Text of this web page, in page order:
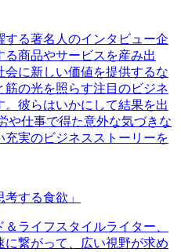
する著名人のインタビュー企
商品やサービスを産み出
に新しい価値を提供するな
筋の光を照らす注目のビジネ
。彼らはいかにして結果を出
や仕事で得た意外な気づきな
充実のビジネスストーリーを
する食欲」
ライフスタイルライター、
に繋がって、広い視野が求め